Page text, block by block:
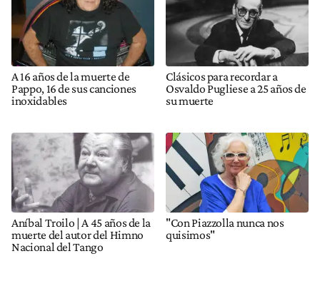
A 16 años de la muerte de
Pappo, 16 de sus canciones
inoxidables
Clásicos para recordar a
Osvaldo Pugliese a 25 años de
su muerte
Aníbal Troilo | A 45 años de la
muerte del autor del Himno
Nacional del Tango
"Con Piazzolla nunca nos
quisimos"